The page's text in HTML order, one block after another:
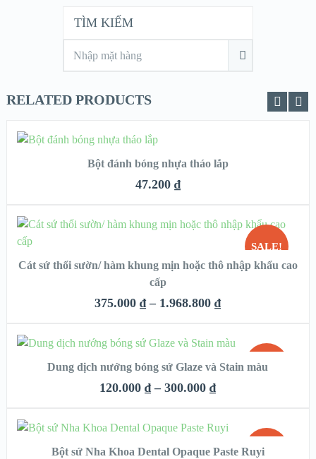
TÌM KIẾM
RELATED PRODUCTS
QUICK LOOK
THÊM VÀO GIỎ HÀNG
Bột đánh bóng nhựa tháo lắp
47.200 ₫
SALE!
QUICK LOOK
VIEW DETAILS
Cát sứ thổi sườn/ hàm khung mịn hoặc thô nhập khẩu cao
cấp
375.000₫ – 1.968.800₫
SALE!
QUICK LOOK
CHỌN
Dung dịch nướng bóng sứ Glaze và Stain màu
120.000₫ – 300.000₫
SALE!
CHỌN
Bột sứ Nha Khoa Dental Opaque Paste Ruyi